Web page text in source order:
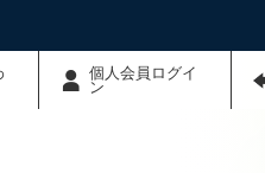
個人会員ログイ
ン